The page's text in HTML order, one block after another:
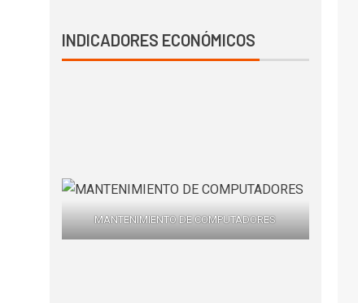
INDICADORES ECONÓMICOS
MANTENIMIENTO DE COMPUTADORES